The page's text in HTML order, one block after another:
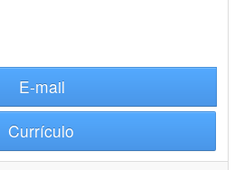
E-mail
Currículo